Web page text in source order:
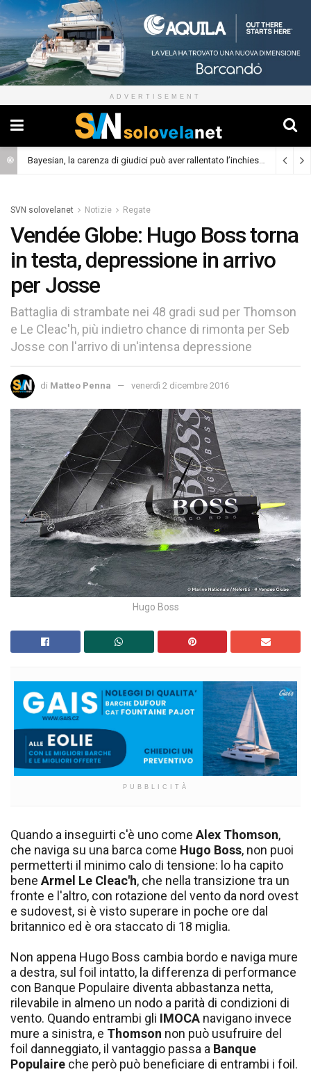
ADVERTISEMENT
Bayesian, la carenza di giudici può aver rallentato l’inchiesta (Cronaca)
SVN solovelanet Notizie Regate
Vendée Globe: Hugo Boss torna
in testa, depressione in arrivo
per Josse
Battaglia di strambate nei 48 gradi sud per Thomson
e Le Cleac'h, più indietro chance di rimonta per Seb
Josse con l'arrivo di un'intensa depressione
di Matteo Penna venerdì 2 dicembre 2016
Hugo Boss
PUBBLICITÀ
Quando a inseguirti c'è uno come Alex Thomson,
che naviga su una barca come Hugo Boss, non puoi
permetterti il minimo calo di tensione: lo ha capito
bene Armel Le Cleac'h, che nella transizione tra un
fronte e l'altro, con rotazione del vento da nord ovest
e sudovest, si è visto superare in poche ore dal
britannico ed è ora staccato di 18 miglia.
Non appena Hugo Boss cambia bordo e naviga mure
a destra, sul foil intatto, la differenza di performance
con Banque Populaire diventa abbastanza netta,
rilevabile in almeno un nodo a parità di condizioni di
vento. Quando entrambi gli IMOCA navigano invece
mure a sinistra, e Thomson non può usufruire del
foil danneggiato, il vantaggio passa a Banque
Populaire che però può beneficiare di entrambi i foil.